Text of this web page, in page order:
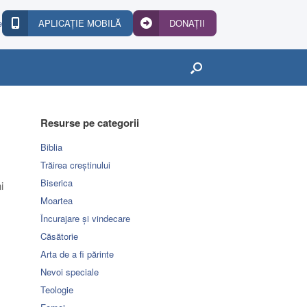
APLICAȚIE MOBILĂ DONAȚII
Resurse pe categorii
Biblia
Trăirea creștinului
Biserica
Moartea
Încurajare și vindecare
Căsătorie
Arta de a fi părinte
Nevoi speciale
Teologie